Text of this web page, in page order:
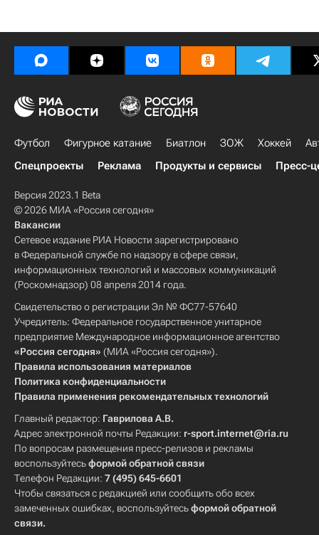
Футбол Фигурное катание Биатлон ЗОЖ Хоккей
Спецпроекты
Реклама Продукты и сервисы Пресс-
Версия 2023.1 Beta
© 2026 МИА «Россия сегодня»
Вакансии
Сетевое издание РИА Новости зарегистрировано
в Федеральной службе по надзору в сфере связи,
информационных технологий и массовых коммуникаций
(Роскомнадзор) 08 апреля 2014 года.
Свидетельство о регистрации Эл № ФС77-57640
Учредитель: Федеральное государственное унитарное
предприятие Международное информационное агентство
«Россия сегодня» (МИА «Россия сегодня»).
Правила использования материалов
Политика конфиденциальности
Правила применения рекомендательных технологий
Главный редактор: Гаврилова А.В.
Адрес электронной почты Редакции: r-sport.internet@ria.ru
По вопросам размещения пресс-релизов и рекламы
воспользуйтесьформой обратной связи
Телефон Редакции: 7 (495) 645-6601
Чтобы связаться с редакцией или сообщить обо всех
замеченных ошибках, воспользуйтесьформой обратной
связи.